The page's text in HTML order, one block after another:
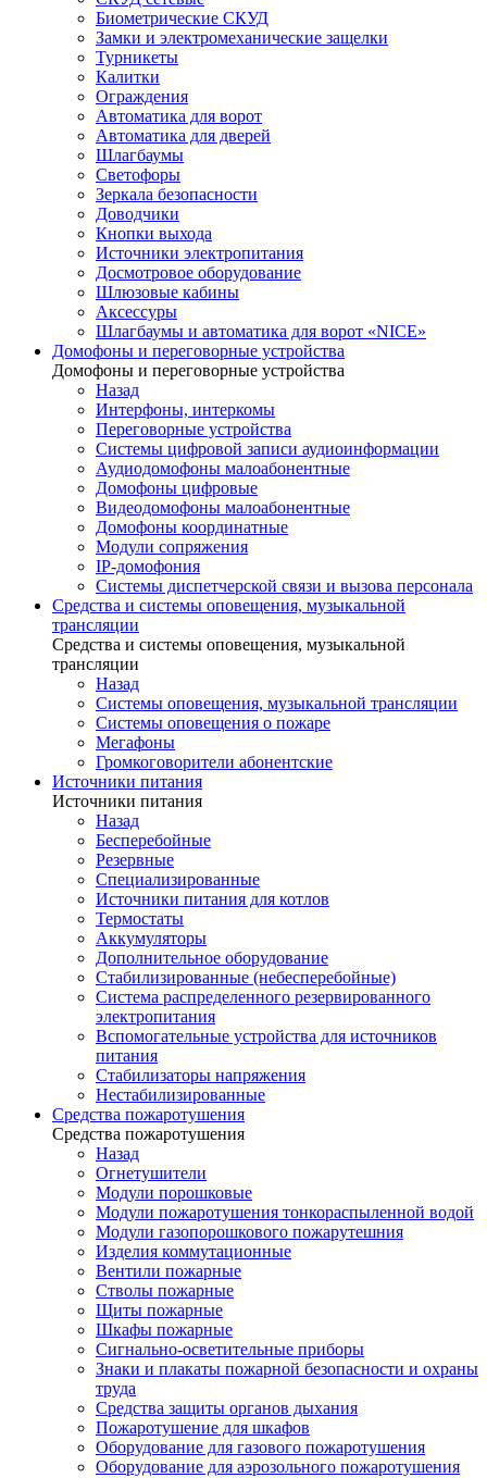
Биометрические СКУД
Замки и электромеханические защелки
Турникеты
Калитки
Ограждения
Автоматика для ворот
Автоматика для дверей
Шлагбаумы
Светофоры
Зеркала безопасности
Доводчики
Кнопки выхода
Источники электропитания
Досмотровое оборудование
Шлюзовые кабины
Аксессуры
Шлагбаумы и автоматика для ворот «NICE»
Домофоны и переговорные устройства
Домофоны и переговорные устройства
Назад
Интерфоны, интеркомы
Переговорные устройства
Системы цифровой записи аудиоинформации
Аудиодомофоны малоабонентные
Домофоны цифровые
Видеодомофоны малоабонентные
Домофоны координатные
Модули сопряжения
IP-домофония
Системы диспетчерской связи и вызова персонала
Средства и системы оповещения, музыкальной
трансляции
Средства и системы оповещения, музыкальной
трансляции
Назад
Системы оповещения, музыкальной трансляции
Системы оповещения о пожаре
Мегафоны
Громкоговорители абонентские
Источники питания
Источники питания
Назад
Бесперебойные
Резервные
Специализированные
Источники питания для котлов
Термостаты
Аккумуляторы
Дополнительное оборудование
Стабилизированные (небесперебойные)
Система распределенного резервированного
электропитания
Вспомогательные устройства для источников
питания
Стабилизаторы напряжения
Нестабилизированные
Средства пожаротушения
Средства пожаротушения
Назад
Огнетушители
Модули порошковые
Модули пожаротушения тонкораспыленной водой
Модули газопорошкового пожарутешния
Изделия коммутационные
Вентили пожарные
Стволы пожарные
Щиты пожарные
Шкафы пожарные
Сигнально-осветительные приборы
Знаки и плакаты пожарной безопасности и охраны
труда
Средства защиты органов дыхания
Пожаротушение для шкафов
Оборудование для газового пожаротушения
Оборудование для аэрозольного пожаротушения